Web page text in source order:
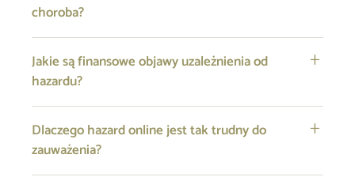
choroba?
Jakie są finansowe objawy uzależnienia od
hazardu?
Dlaczego hazard online jest tak trudny do
zauważenia?